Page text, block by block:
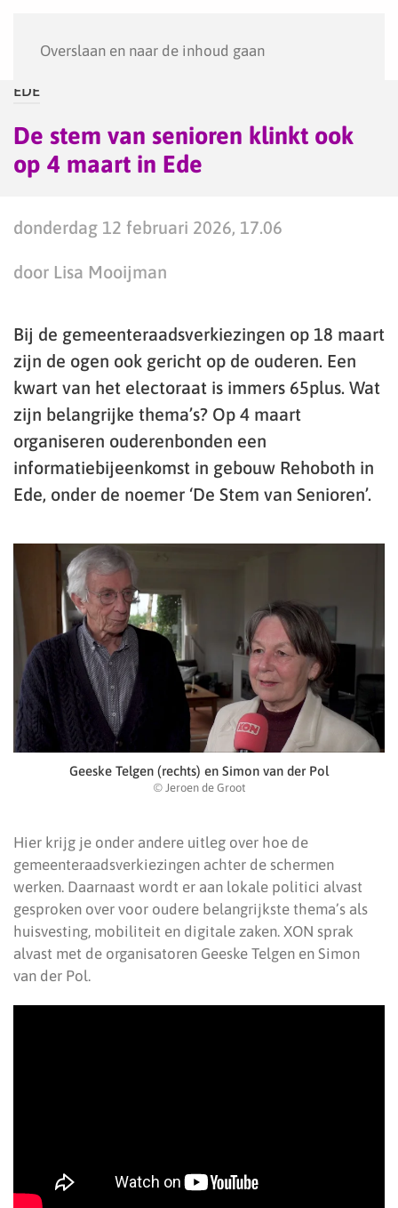
Overslaan en naar de inhoud gaan
EDE
De stem van senioren klinkt ook
op 4 maart in Ede
donderdag 12 februari 2026, 17.06
door Lisa Mooijman
Bij de gemeenteraadsverkiezingen op 18 maart
zijn de ogen ook gericht op de ouderen. Een
kwart van het electoraat is immers 65plus. Wat
zijn belangrijke thema’s? Op 4 maart
organiseren ouderenbonden een
informatiebijeenkomst in gebouw Rehoboth in
Ede, onder de noemer ‘De Stem van Senioren’.
Geeske Telgen (rechts) en Simon van der Pol
© Jeroen de Groot
Hier krijg je onder andere uitleg over hoe de
gemeenteraadsverkiezingen achter de schermen
werken. Daarnaast wordt er aan lokale politici alvast
gesproken over voor oudere belangrijkste thema’s als
huisvesting, mobiliteit en digitale zaken. XON sprak
alvast met de organisatoren Geeske Telgen en Simon
van der Pol.